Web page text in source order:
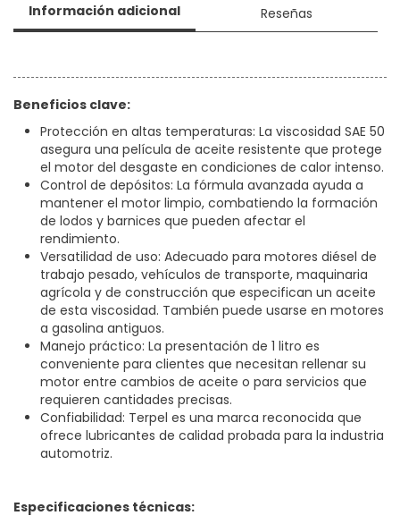
Información adicional Reseñas
Beneficios clave:
Protección en altas temperaturas: La viscosidad SAE 50
asegura una película de aceite resistente que protege
el motor del desgaste en condiciones de calor intenso.
Control de depósitos: La fórmula avanzada ayuda a
mantener el motor limpio, combatiendo la formación
de lodos y barnices que pueden afectar el
rendimiento.
Versatilidad de uso: Adecuado para motores diésel de
trabajo pesado, vehículos de transporte, maquinaria
agrícola y de construcción que especifican un aceite
de esta viscosidad. También puede usarse en motores
a gasolina antiguos.
Manejo práctico: La presentación de 1 litro es
conveniente para clientes que necesitan rellenar su
motor entre cambios de aceite o para servicios que
requieren cantidades precisas.
Confiabilidad: Terpel es una marca reconocida que
ofrece lubricantes de calidad probada para la industria
automotriz.
Especificaciones técnicas: